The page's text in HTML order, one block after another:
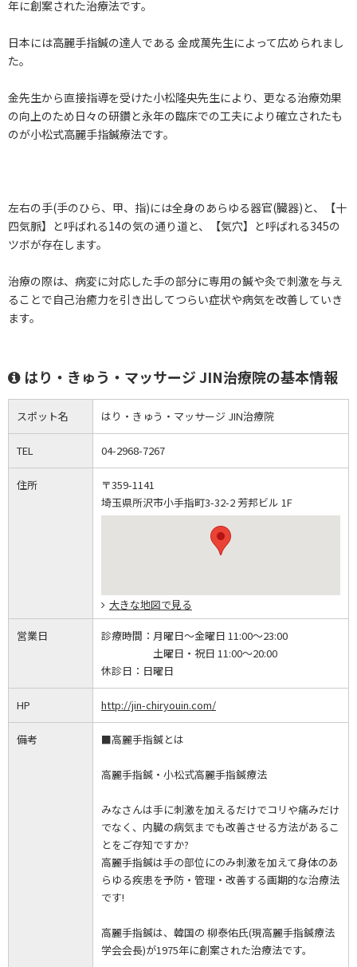
年に創案された治療法です。
日本には高麗手指鍼の達人である 金成萬先生によって広められまし
た。
金先生から直接指導を受けた小松隆央先生により、更なる治療効果
の向上のため日々の研鑽と永年の臨床での工夫により確立されたも
のが小松式高麗手指鍼療法です。
左右の手(手のひら、甲、指)には全身のあらゆる器官(臓器)と、【十
四気脈】と呼ばれる14の気の通り道と、【気穴】と呼ばれる345の
ツボが存在します。
治療の際は、病変に対応した手の部分に専用の鍼や灸で刺激を与え
ることで自己治癒力を引き出してつらい症状や病気を改善していき
ます。
はり・きゅう・マッサージ JIN治療院の基本情報
スポット名 はり・きゅう・マッサージ JIN治療院
TEL 04-2968-7267
住所
〒359-1141
埼玉県所沢市小手指町3-32-2 芳邦ビル 1F
大きな地図で見る
営業日 診療時間： 月曜日～金曜日 11:00～23:00
土曜日・祝日 11:00～20:00
休診日： 日曜日
HP http://jin-chiryouin.com/
備考 ■高麗手指鍼とは
高麗手指鍼・小松式高麗手指鍼療法
みなさんは手に刺激を加えるだけでコリや痛みだけ
でなく、内臓の病気までも改善させる方法があるこ
とをご存知ですか?
高麗手指鍼は手の部位にのみ刺激を加えて身体のあ
らゆる疾患を予防・管理・改善する画期的な治療法
です!
高麗手指鍼は、韓国の 柳泰佑氏(現高麗手指鍼療法
学会会長)が1975年に創案された治療法です。